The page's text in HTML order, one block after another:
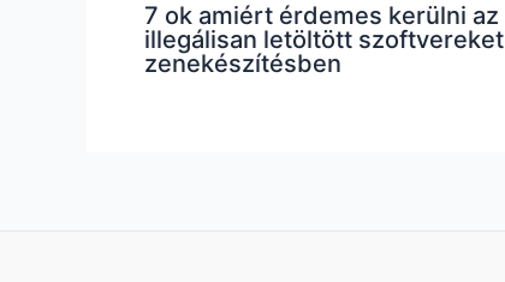
7 ok amiért érdemes kerülni az
illegálisan letöltött szoftvereket
zenekészítésben